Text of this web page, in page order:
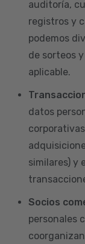
auditoría,
registros y
podemos
de sorteos
aplicable.
datos
similares) y
Socios
personales